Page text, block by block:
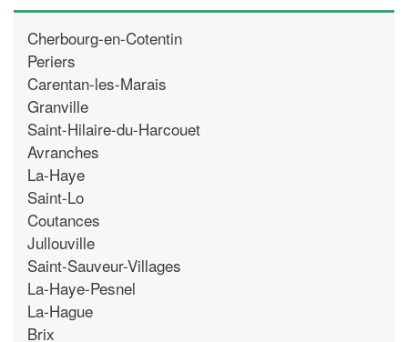
Cherbourg-en-Cotentin
Periers
Carentan-les-Marais
Granville
Saint-Hilaire-du-Harcouet
Avranches
La-Haye
Saint-Lo
Coutances
Jullouville
Saint-Sauveur-Villages
La-Haye-Pesnel
La-Hague
Brix